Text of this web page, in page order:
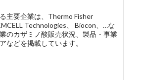
主要企業は、Thermo Fisher
Technologies、 Biocon、…な
のカザミノ酸販売状況、製品・事業
などを掲載しています。